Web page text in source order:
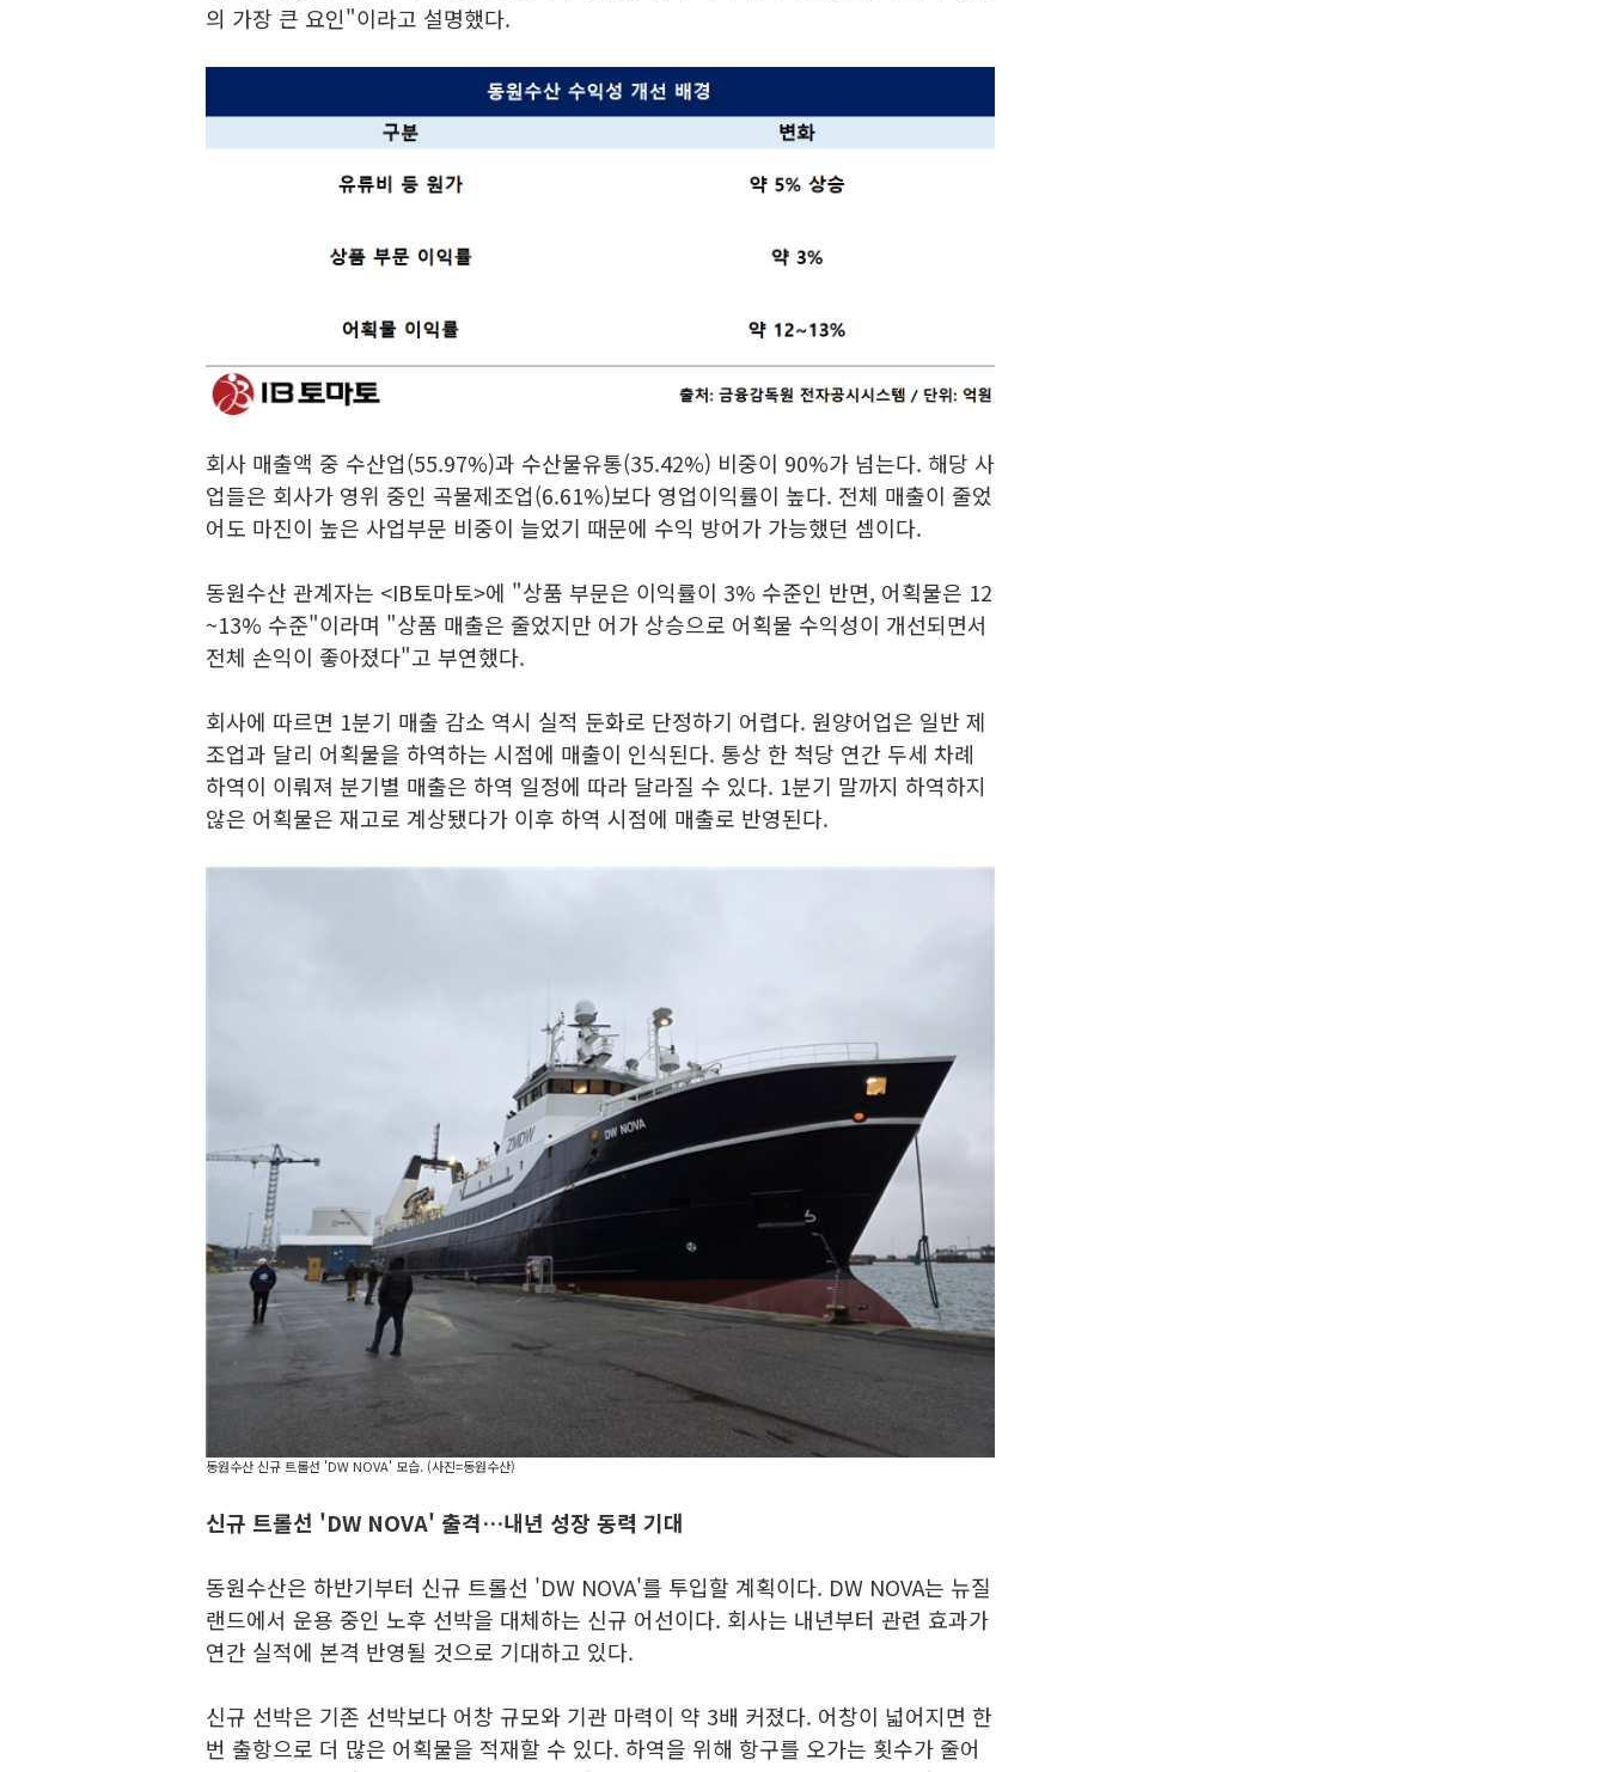
의 가장 큰 요인"이라고 설명했다.
회사 매출액 중 수산업(55.97%)과 수산물유통(35.42%) 비중이 90%가 넘는다. 해당 사
업들은 회사가 영위 중인 곡물제조업(6.61%)보다 영업이익률이 높다. 전체 매출이 줄었
어도 마진이 높은 사업부문 비중이 늘었기 때문에 수익 방어가 가능했던 셈이다.
동원수산 관계자는 <IB토마토>에 "상품 부문은 이익률이 3% 수준인 반면, 어획물은 12
~13% 수준"이라며 "상품 매출은 줄었지만 어가 상승으로 어획물 수익성이 개선되면서
전체 손익이 좋아졌다"고 부연했다.
회사에 따르면 1분기 매출 감소 역시 실적 둔화로 단정하기 어렵다. 원양어업은 일반 제
조업과 달리 어획물을 하역하는 시점에 매출이 인식된다. 통상 한 척당 연간 두세 차례
하역이 이뤄져 분기별 매출은 하역 일정에 따라 달라질 수 있다. 1분기 말까지 하역하지
않은 어획물은 재고로 계상됐다가 이후 하역 시점에 매출로 반영된다.
동원수산 신규 트롤선 'DW NOVA' 모습. (사진=동원수산)
신규 트롤선 'DW NOVA' 출격…내년 성장 동력 기대
동원수산은 하반기부터 신규 트롤선 'DW NOVA'를 투입할 계획이다. DW NOVA는 뉴질
랜드에서 운용 중인 노후 선박을 대체하는 신규 어선이다. 회사는 내년부터 관련 효과가
연간 실적에 본격 반영될 것으로 기대하고 있다.
신규 선박은 기존 선박보다 어창 규모와 기관 마력이 약 3배 커졌다. 어창이 넓어지면 한
번 출항으로 더 많은 어획물을 적재할 수 있다. 하역을 위해 항구를 오가는 횟수가 줄어